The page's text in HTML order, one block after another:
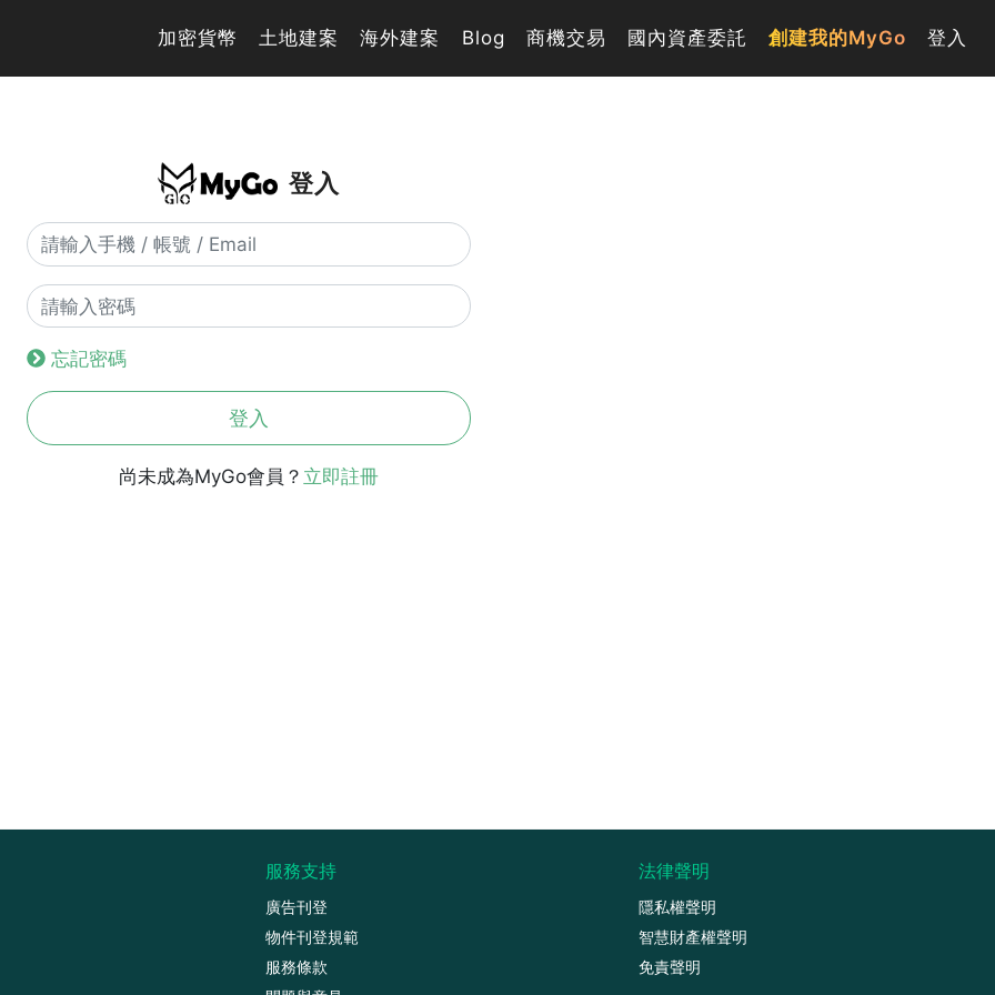
加密貨幣 土地建案 海外建案 Blog 商機交易 國內資產委託 創建我的MyGo 登入
登入
忘記密碼
登入
尚未成為MyGo會員？ 立即註冊
服務支持
廣告刊登
物件刊登規範
服務條款
法律聲明
隱私權聲明
智慧財產權聲明
免責聲明